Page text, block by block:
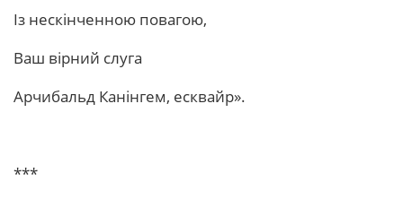
Із нескінченною повагою,
Ваш вірний слуга
Арчибальд Канінгем, есквайр».
***